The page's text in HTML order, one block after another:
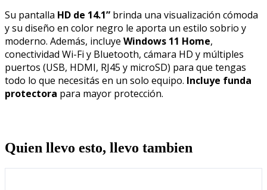
Su pantalla HD de 14.1” brinda una visualización cómoda
y su diseño en color negro le aporta un estilo sobrio y
moderno. Además, incluye Windows 11 Home,
conectividad Wi-Fi y Bluetooth, cámara HD y múltiples
puertos (USB, HDMI, RJ45 y microSD) para que tengas
todo lo que necesitás en un solo equipo. Incluye funda
protectora para mayor protección.
Quien llevo esto, llevo tambien